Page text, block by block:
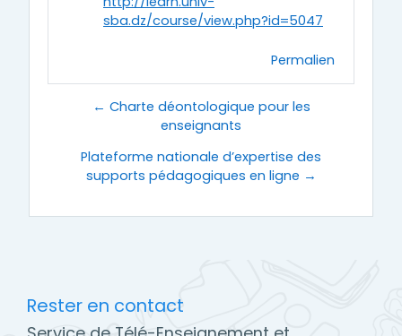
sba.dz/course/view.php?id=5047
Permalien
← Charte déontologique pour les
enseignants
Plateforme nationale d’expertise des
supports pédagogiques en ligne →
Rester en contact